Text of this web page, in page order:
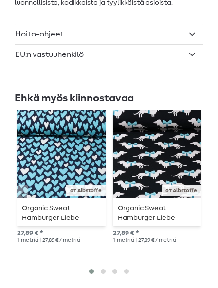
luonnollisista, kodikkaista ja tyylikkäistä asioista.
Hoito-ohjeet
EU:n vastuuhenkilö
Ehkä myös kiinnostavaa
от Albstoffe
Organic Sweat -
Hamburger Liebe
Digitaalinen tuloste
Hand On Heart Honest
27,89 € *
1 metriä | 27,89 € / metriä
от Albstoffe
Organic Sweat -
Hamburger Liebe
Digitaalinen tuloste
Bling Bling Wiener Dog
27,89 € *
1 metriä | 27,89 € / metriä